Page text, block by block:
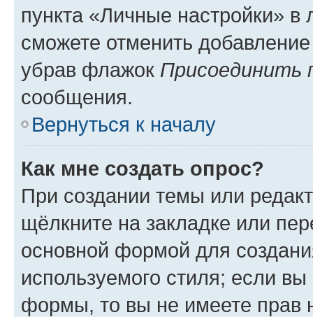
пункта «Личные настройки»
сможете отменить
убрав флажок Присоединить
сообщения.
Вернуться к началу
Как мне создать опрос?
При создании темы или
щёлкните на закладке или
основной формой для
используемого стиля; если
формы, то вы не имеете прав